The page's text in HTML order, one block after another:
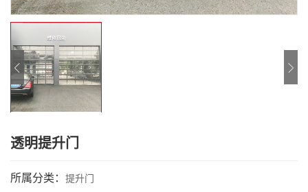
透明提升门
所属分类： 提升门